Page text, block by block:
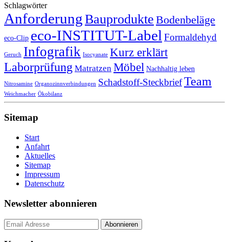
Schlagwörter
AnforderungBauprodukte Bodenbeläge
eco-Clip eco-INSTITUT-Label Formaldehyd
Geruch Infografik Isocyanate Kurz erklärt
Laborprüfung Matratzen Möbel Nachhaltig leben
Nitrosamine Organozinnverbindungen Schadstoff-SteckbriefTeam
Weichmacher Ökobilanz
Sitemap
Start
Anfahrt
Aktuelles
Sitemap
Impressum
Datenschutz
Newsletter abonnieren